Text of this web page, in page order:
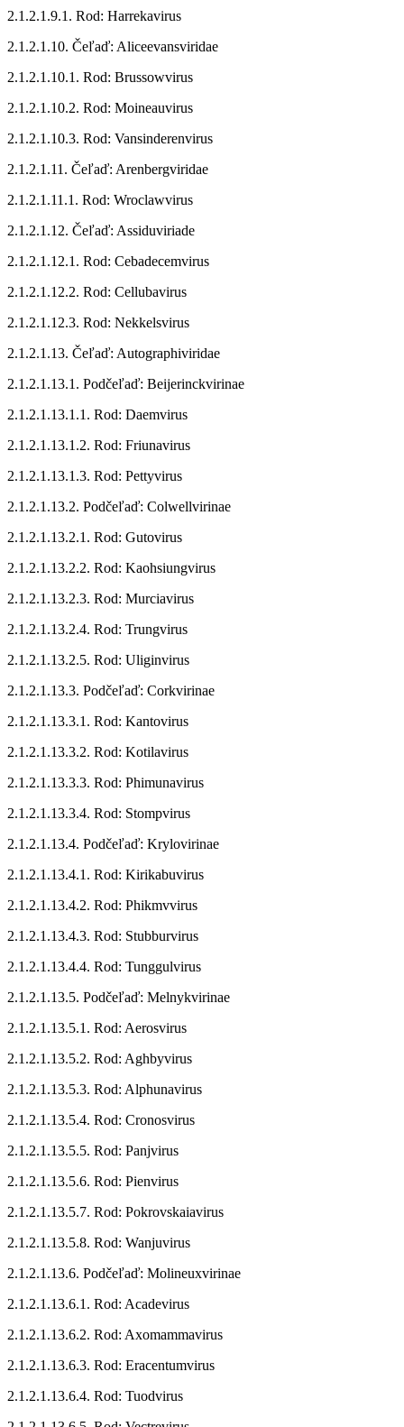
2.1.2.1.9.1. Rod: Harrekavirus
2.1.2.1.10. Čeľaď: Aliceevansviridae
2.1.2.1.10.1. Rod: Brussowvirus
2.1.2.1.10.2. Rod: Moineauvirus
2.1.2.1.10.3. Rod: Vansinderenvirus
2.1.2.1.11. Čeľaď: Arenbergviridae
2.1.2.1.11.1. Rod: Wroclawvirus
2.1.2.1.12. Čeľaď: Assiduviriade
2.1.2.1.12.1. Rod: Cebadecemvirus
2.1.2.1.12.2. Rod: Cellubavirus
2.1.2.1.12.3. Rod: Nekkelsvirus
2.1.2.1.13. Čeľaď: Autographiviridae
2.1.2.1.13.1. Podčeľaď: Beijerinckvirinae
2.1.2.1.13.1.1. Rod: Daemvirus
2.1.2.1.13.1.2. Rod: Friunavirus
2.1.2.1.13.1.3. Rod: Pettyvirus
2.1.2.1.13.2. Podčeľaď: Colwellvirinae
2.1.2.1.13.2.1. Rod: Gutovirus
2.1.2.1.13.2.2. Rod: Kaohsiungvirus
2.1.2.1.13.2.3. Rod: Murciavirus
2.1.2.1.13.2.4. Rod: Trungvirus
2.1.2.1.13.2.5. Rod: Uliginvirus
2.1.2.1.13.3. Podčeľaď: Corkvirinae
2.1.2.1.13.3.1. Rod: Kantovirus
2.1.2.1.13.3.2. Rod: Kotilavirus
2.1.2.1.13.3.3. Rod: Phimunavirus
2.1.2.1.13.3.4. Rod: Stompvirus
2.1.2.1.13.4. Podčeľaď: Krylovirinae
2.1.2.1.13.4.1. Rod: Kirikabuvirus
2.1.2.1.13.4.2. Rod: Phikmvvirus
2.1.2.1.13.4.3. Rod: Stubburvirus
2.1.2.1.13.4.4. Rod: Tunggulvirus
2.1.2.1.13.5. Podčeľaď: Melnykvirinae
2.1.2.1.13.5.1. Rod: Aerosvirus
2.1.2.1.13.5.2. Rod: Aghbyvirus
2.1.2.1.13.5.3. Rod: Alphunavirus
2.1.2.1.13.5.4. Rod: Cronosvirus
2.1.2.1.13.5.5. Rod: Panjvirus
2.1.2.1.13.5.6. Rod: Pienvirus
2.1.2.1.13.5.7. Rod: Pokrovskaiavirus
2.1.2.1.13.5.8. Rod: Wanjuvirus
2.1.2.1.13.6. Podčeľaď: Molineuxvirinae
2.1.2.1.13.6.1. Rod: Acadevirus
2.1.2.1.13.6.2. Rod: Axomammavirus
2.1.2.1.13.6.3. Rod: Eracentumvirus
2.1.2.1.13.6.4. Rod: Tuodvirus